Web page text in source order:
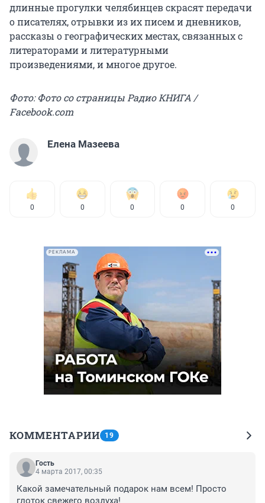
длинные прогулки челябинцев скрасят передачи
о писателях, отрывки из их писем и дневников,
рассказы о географических местах, связанных с
литераторами и литературными
произведениями, и многое другое.
Фото: Фото со страницы Радио КНИГА /
Facebook.com
Елена Мазеева
0 0 0 0 0
РЕКЛАМА
КОММЕНТАРИИ 19
Гость
4 марта 2017, 00:35
Какой замечательный подарок нам всем! Просто
глоток свежего воздуха!